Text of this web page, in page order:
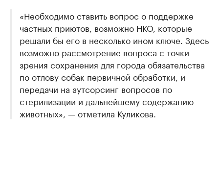
«Необходимо ставить вопрос о поддержке
частных приютов, возможно НКО, которые
решали бы его в несколько ином ключе. Здесь
возможно рассмотрение вопроса с точки
зрения сохранения для города обязательства
по отлову собак первичной обработки, и
передачи на аутсорсинг вопросов по
стерилизации и дальнейшему содержанию
животных», — отметила Куликова.